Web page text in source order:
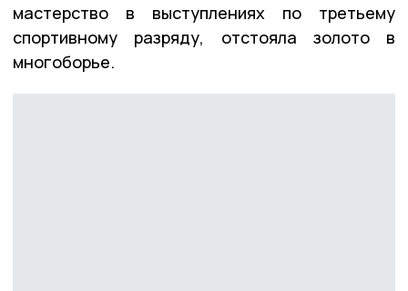
мастерство в выступлениях по третьему
спортивному разряду, отстояла золото в
многоборье.